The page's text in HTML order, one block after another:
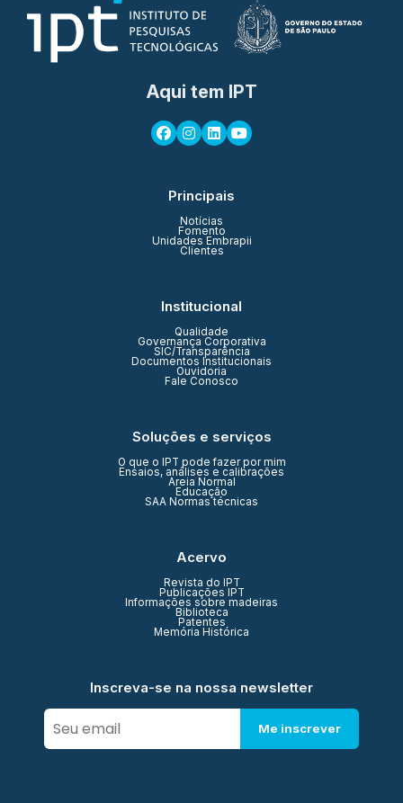
Aqui tem IPT
Principais
Notícias
Fomento
Unidades Embrapii
Clientes
Institucional
Qualidade
Governança Corporativa
SIC/Transparência
Documentos Institucionais
Ouvidoria
Fale Conosco
Soluções e serviços
O que o IPT pode fazer por mim
Ensaios, análises e calibrações
Areia Normal
Educação
SAA Normas técnicas
Acervo
Revista do IPT
Publicações IPT
Informações sobre madeiras
Biblioteca
Patentes
Memória Histórica
Inscreva-se na nossa newsletter
Me inscrever